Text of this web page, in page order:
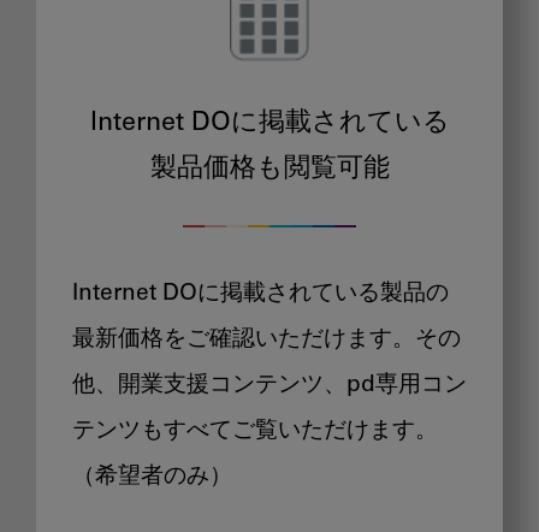
Internet DOに掲載されている
製品価格も閲覧可能
Internet DOに掲載されている製品の
最新価格をご確認いただけます。その
他、開業支援コンテンツ、pd専用コン
テンツもすべてご覧いただけます。
（希望者のみ）